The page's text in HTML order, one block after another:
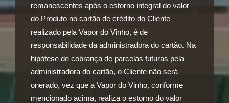
remanescentes após o estorno integral do valor
do Produto no cartão de crédito do Cliente
realizado pela Vapor do Vinho, é de
responsabilidade da administradora do cartão. Na
hipótese de cobrança de parcelas futuras pela
administradora do cartão, o Cliente não será
onerado, vez que a Vapor do Vinho, conforme
mencionado acima, realiza o estorno do valor